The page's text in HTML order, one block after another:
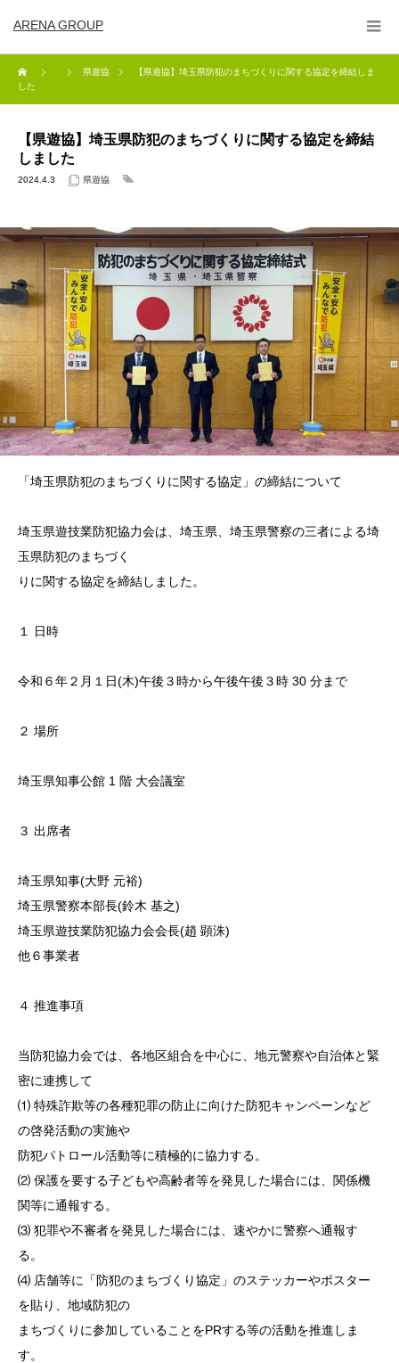
ARENA GROUP
県遊協
【県遊協】埼玉県防犯のまちづくりに関する協定を締結しま
した
【県遊協】埼玉県防犯のまちづくりに関する協定を締結
しました
2024.4.3 県遊協
「埼玉県防犯のまちづくりに関する協定」の締結について
埼玉県遊技業防犯協力会は、埼玉県、埼玉県警察の三者による埼
玉県防犯のまちづく
りに関する協定を締結しました。
１ 日時
令和６年２月１日(木)午後３時から午後午後３時 30 分まで
２ 場所
埼玉県知事公館 1 階 大会議室
３ 出席者
埼玉県知事(大野 元裕)
埼玉県警察本部長(鈴木 基之)
埼玉県遊技業防犯協力会会長(趙 顕洙)
他６事業者
４ 推進事項
当防犯協力会では、各地区組合を中心に、地元警察や自治体と緊
密に連携して
⑴ 特殊詐欺等の各種犯罪の防止に向けた防犯キャンペーンなど
の啓発活動の実施や
防犯パトロール活動等に積極的に協力する。
⑵ 保護を要する子どもや高齢者等を発見した場合には、関係機
関等に通報する。
⑶ 犯罪や不審者を発見した場合には、速やかに警察へ通報す
る。
⑷ 店舗等に「防犯のまちづくり協定」のステッカーやポスター
を貼り、地域防犯の
まちづくりに参加していることをPRする等の活動を推進しま
す。